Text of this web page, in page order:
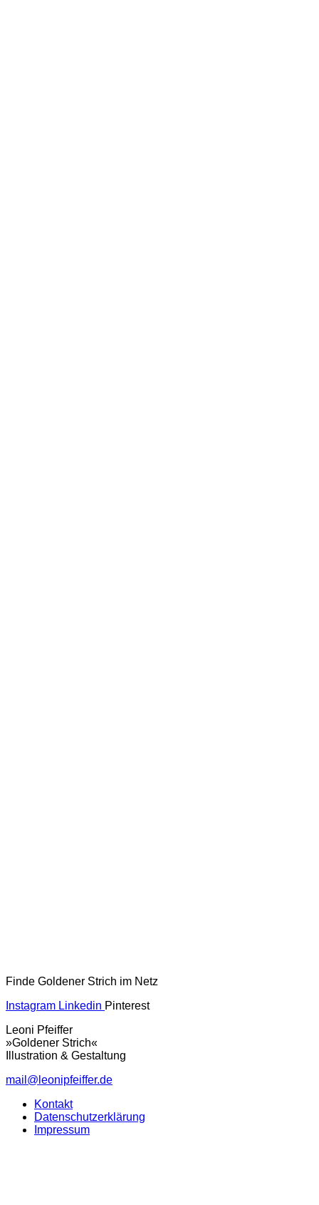
Finde Goldener Strich im Netz
Instagram Linkedin Pinterest
Leoni Pfeiffer
»Goldener Strich«
Illustration & Gestaltung
mail@leonipfeiffer.de
Kontakt
Datenschutzerklärung
Impressum